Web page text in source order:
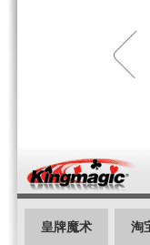
皇牌魔术 淘